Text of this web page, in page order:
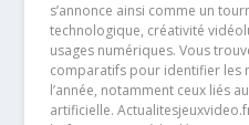
s’annonce ainsi comme un
technologique, créativité
usages numériques. Vous
comparatifs pour identifier les
l’année, notamment ceux liés
artificielle.